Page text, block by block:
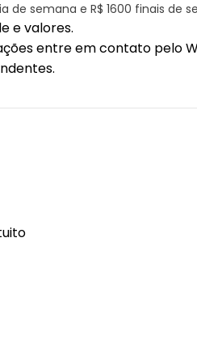
de semana e R$ 1600 finais de
e valores.
entre em contato pelo